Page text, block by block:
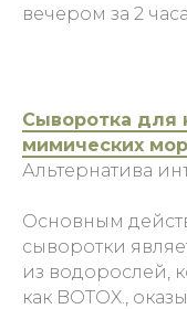
вечером за 2
Сыворотка для
мимических
Альтернатива
Основным
сыворотки
из водорослей,
как BOTOX.,